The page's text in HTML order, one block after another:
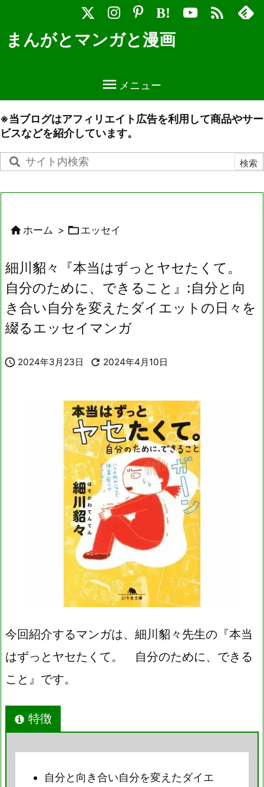
まんがとマンガと漫画
メニュー
B! 
※当ブログはアフィリエイト広告を利用して商品やサー
ビスなどを紹介しています。
ホーム >  エッセイ
細川貂々『本当はずっとヤセたくて。
自分のために、できること』:自分と向
き合い自分を変えたダイエットの日々を
綴るエッセイマンガ
 2024年3月23日  2024年4月10日
今回紹介するマンガは、細川貂々先生の『本当
はずっとヤセたくて。 自分のために、できる
こと』です。
特徴
自分と向き合い自分を変えたダイエ